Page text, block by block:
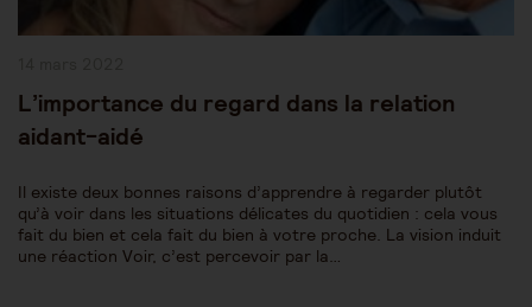
L’importance du regard dans la relation
aidant-aidé
Il existe deux bonnes raisons d’apprendre à regarder plutôt
qu’à voir dans les situations délicates du quotidien : cela vous
fait du bien et cela fait du bien à votre proche. La vision induit
une réaction Voir, c’est percevoir par la…